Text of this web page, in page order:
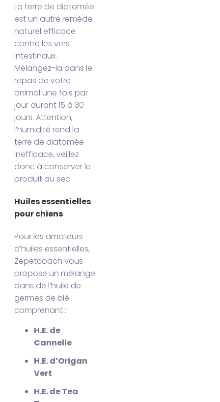
La terre de diatomée
est un autre remède
naturel efficace
contre les vers
intestinaux.
Mélangez-la dans le
repas de votre
animal une fois par
jour durant 15 à 30
jours. Attention,
l’humidité rend la
terre de diatomée
inefficace, veillez
donc à conserver le
produit au sec.
Huiles essentielles
pour chiens
Pour les amateurs
d’huiles essentielles,
Zepetcoach vous
propose un mélange
dans de l’huile de
germes de blé
comprenant :
H.E. de
Cannelle
H.E. d’Origan
Vert
H.E. de Tea